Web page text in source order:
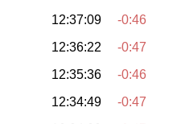
12:37:09
-0:46
12:36:22
-0:47
12:35:36
-0:46
12:34:49
-0:47